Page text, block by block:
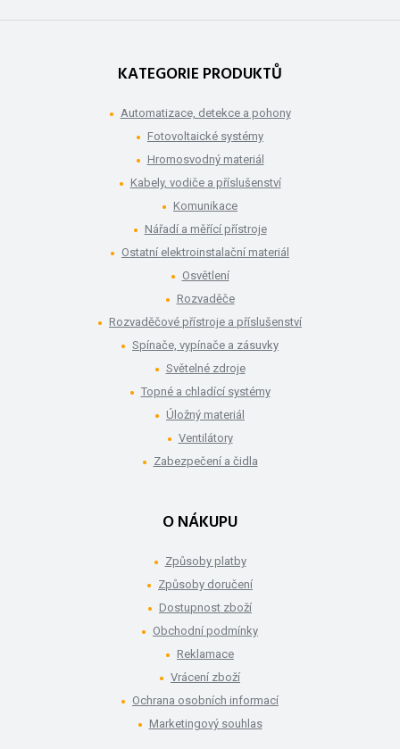
KATEGORIE PRODUKTŮ
Automatizace, detekce a pohony
Fotovoltaické systémy
Hromosvodný materiál
Kabely, vodiče a příslušenství
Komunikace
Nářadí a měřící přístroje
Ostatní elektroinstalační materiál
Osvětlení
Rozvaděče
Rozvaděčové přístroje a příslušenství
Spínače, vypínače a zásuvky
Světelné zdroje
Topné a chladící systémy
Úložný materiál
Ventilátory
Zabezpečení a čidla
O NÁKUPU
Způsoby platby
Způsoby doručení
Dostupnost zboží
Obchodní podmínky
Reklamace
Vrácení zboží
Ochrana osobních informací
Marketingový souhlas